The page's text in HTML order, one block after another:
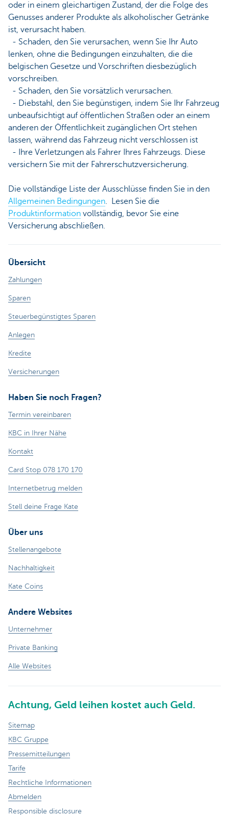
oder in einem gleichartigen Zustand, der die Folge des
Genusses anderer Produkte als alkoholischer Getränke
ist, verursacht haben.
- Schaden, den Sie verursachen, wenn Sie Ihr Auto
lenken, ohne die Bedingungen einzuhalten, die die
belgischen Gesetze und Vorschriften diesbezüglich
vorschreiben.
- Schaden, den Sie vorsätzlich verursachen.
- Diebstahl, den Sie begünstigen, indem Sie Ihr Fahrzeug
unbeaufsichtigt auf öffentlichen Straßen oder an einem
anderen der Öffentlichkeit zugänglichen Ort stehen
lassen, während das Fahrzeug nicht verschlossen ist
- Ihre Verletzungen als Fahrer Ihres Fahrzeugs. Diese
versichern Sie mit der Fahrerschutzversicherung.
Die vollständige Liste der Ausschlüsse finden Sie in den
Allgemeinen Bedingungen. Lesen Sie die
Produktinformation vollständig, bevor Sie eine
Versicherung abschließen.
Übersicht
Zahlungen
Sparen
Steuerbegünstigtes Sparen
Anlegen
Kredite
Versicherungen
Haben Sie noch Fragen?
Termin vereinbaren
KBC in Ihrer Nähe
Kontakt
Card Stop 078 170 170
Internetbetrug melden
Stell deine Frage Kate
Über uns
Stellenangebote
Nachhaltigkeit
Kate Coins
Andere Websites
Unternehmer
Private Banking
Alle Websites
Achtung, Geld leihen kostet auch Geld.
Sitemap
KBC Gruppe
Pressemitteilungen
Tarife
Rechtliche Informationen
Abmelden
Responsible disclosure